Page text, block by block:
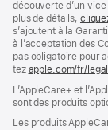
découverte d’un
plus de détails,
s’ajoutent à la
à l’acceptation des
pas obligatoire pour
tez apple.com/fr/
L’AppleCare+ et
sont des pro­duits
Les produits